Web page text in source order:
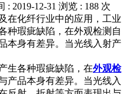
: 2019-12-31 浏览 : 188 次
在化纤行业中的应用，工业
种瑕疵缺陷，在外观检测自
本身有差异。当光线入射产
生各种瑕疵缺陷，在外观检
产品本身有差异。当光线入